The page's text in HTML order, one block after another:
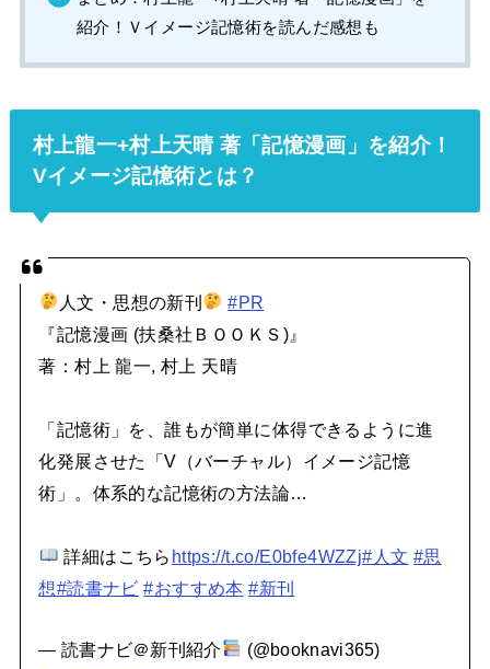
紹介！Ｖイメージ記憶術を読んだ感想も
村上龍一+村上天晴 著「記憶漫画」を紹介！
Vイメージ記憶術とは？
人文・思想の新刊
#PR
『記憶漫画 (扶桑社ＢＯＯＫＳ)』
著：村上 龍一, 村上 天晴
「記憶術」を、誰もが簡単に体得できるように進
化発展させた「V（バーチャル）イメージ記憶
術」。体系的な記憶術の方法論…
詳細はこちら https://t.co/E0bfe4WZZj#人文 #思
想#読書ナビ #おすすめ本 #新刊
— 読書ナビ＠新刊紹介
(@booknavi365)